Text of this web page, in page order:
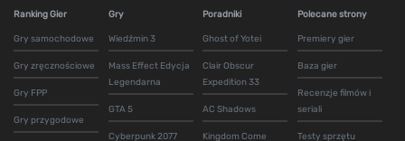
Ranking Gier
Gry samochodowe
Gry zręcznościowe
Gry FPP
Gry przygodowe
Gry
Wiedźmin 3
Mass Effect Edycja
Legendarna
GTA 5
Cyberpunk 2077
Poradniki
Ghost of Yotei
Clair Obscur
Expedition 33
AC Shadows
Kingdom Come
Polecane strony
Premiery gier
Baza gier
Recenzje filmów i
seriali
Testy sprzętu